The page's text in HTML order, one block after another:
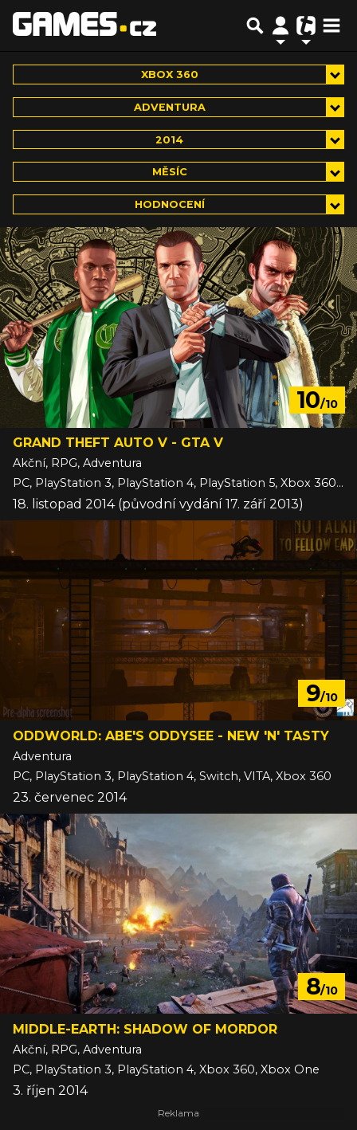
XBOX 360
ADVENTURA
2014
MĚSÍC
HODNOCENÍ
10/10
GRAND THEFT AUTO V - GTA V
Akční, RPG, Adventura
PC, PlayStation 3, PlayStation 4, PlayStation 5, Xbox 360, Xbox One, Xbox Series
18. listopad 2014 (původní vydání 17. září 2013)
9/10
ODDWORLD: ABE'S ODDYSEE - NEW 'N' TASTY
Adventura
PC, PlayStation 3, PlayStation 4, Switch, VITA, Xbox 360
23. červenec 2014
8/10
MIDDLE-EARTH: SHADOW OF MORDOR
Akční, RPG, Adventura
PC, PlayStation 3, PlayStation 4, Xbox 360, Xbox One
3. říjen 2014